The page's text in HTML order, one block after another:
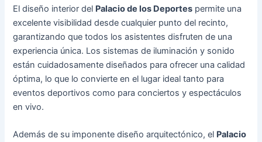
El diseño interior del Palacio de los Deportes permite una
excelente visibilidad desde cualquier punto del recinto,
garantizando que todos los asistentes disfruten de una
experiencia única. Los sistemas de iluminación y sonido
están cuidadosamente diseñados para ofrecer una calidad
óptima, lo que lo convierte en el lugar ideal tanto para
eventos deportivos como para conciertos y espectáculos
en vivo.
Además de su imponente diseño arquitectónico, el Palacio